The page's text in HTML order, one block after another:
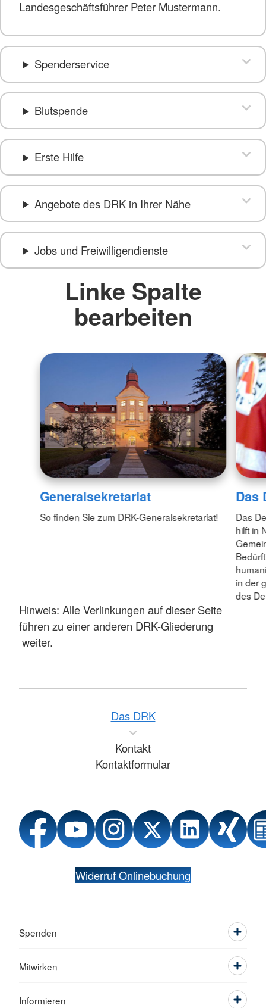
Landesgeschäftsführer Peter Mustermann.
Spenderservice
Blutspende
Erste Hilfe
Angebote des DRK in Ihrer Nähe
Jobs und Freiwilligendienste
Linke Spalte
bearbeiten
Generalsekretariat
So finden Sie zum DRK-Generalsekretariat!
Das
Das
hilft in
in der
des
Hinweis: Alle Verlinkungen auf dieser Seite
führen zu einer anderen DRK-Gliederung
weiter.
Das DRK
Kontakt
Kontaktformular
Widerruf Onlinebuchung
Spenden
Mitwirken
Informieren